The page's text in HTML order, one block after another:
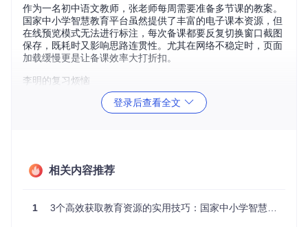
作为一名初中语文教师，张老师每周需要准备多节课的教案。
国家中小学智慧教育平台虽然提供了丰富的电子课本资源，但
在线预览模式无法进行标注，每次备课都要反复切换窗口截图
保存，既耗时又影响思路连贯性。尤其在网络不稳定时，页面
加载缓慢更是让备课效率大打折扣。
李明的复习烦恼
初三学生李明想要利用周末时间整理数学笔记，却发现只能在
线浏览电子课本，无法下载保存。遇到重点内容想标记时，只
王主任的资源管理挑战
要不同版本的教材，如何高效获取并分类存储这些资源，成为
登录后查看全文
相关内容推荐
1 3个高效获取教育资源的实用技巧：国家中小学智慧教育平台电子课本解析工具全攻略